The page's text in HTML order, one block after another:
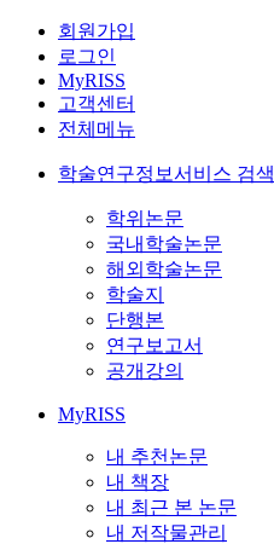
회원가입
로그인
MyRISS
고객센터
전체메뉴
학술연구정보서비스 검색
학위논문
국내학술논문
해외학술논문
학술지
단행본
연구보고서
공개강의
MyRISS
내 추천논문
내 책장
내 최근 본 논문
내 저작물관리